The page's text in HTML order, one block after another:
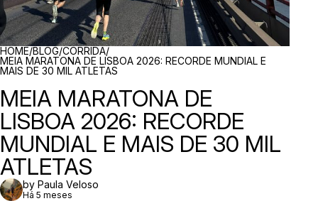
BREADCRUMBS
HOME/BLOG/CORRIDA/
MEIA MARATONA DE LISBOA 2026: RECORDE MUNDIAL E
MAIS DE 30 MIL ATLETAS
MEIA MARATONA DE
LISBOA 2026: RECORDE
MUNDIAL E MAIS DE 30 MIL
ATLETAS
by Paula Veloso
Há 5 meses